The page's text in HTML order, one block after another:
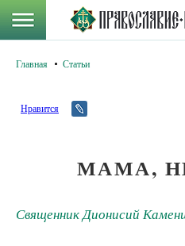
Главная Статьи
Нравится
МАМА,
Священник Дионисий